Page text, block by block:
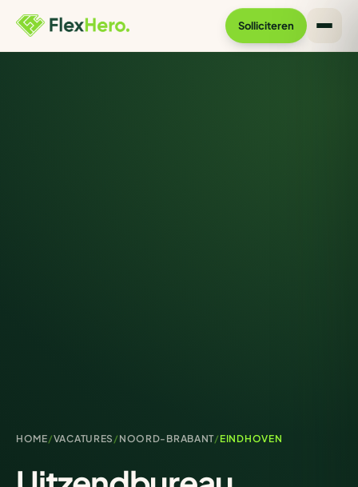
Solliciteren
HOME/VACATURES / NOORD-BRABANT/ EINDHOVEN